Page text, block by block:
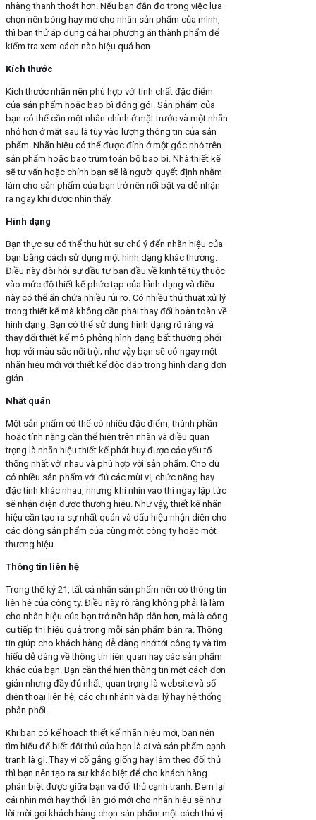
nhàng thanh thoát hơn. Nếu bạn đắn đo trong việc lựa
chọn nên bóng hay mờ cho nhãn sản phẩm của mình,
thì bạn thử áp dụng cả hai phương án thành phẩm để
kiểm tra xem cách nào hiệu quả hơn.
Kích thước
Kích thước nhãn nên phù hợp với tính chất đặc điểm
của sản phẩm hoặc bao bì đóng gói. Sản phẩm của
bạn có thể cần một nhãn chính ở mặt trước và một nhãn
nhỏ hơn ở mặt sau là tùy vào lượng thông tin của sản
phẩm. Nhãn hiệu có thể được đính ở một góc nhỏ trên
sản phẩm hoặc bao trùm toàn bộ bao bì. Nhà thiết kế
sẽ tư vấn hoặc chính bạn sẽ là người quyết định nhằm
làm cho sản phẩm của bạn trở nên nổi bật và dễ nhận
ra ngay khi được nhìn thấy.
Hình dạng
Bạn thực sự có thể thu hút sự chú ý đến nhãn hiệu của
bạn bằng cách sử dụng một hình dạng khác thường.
Điều này đòi hỏi sự đầu tư ban đầu về kinh tế tùy thuộc
vào mức độ thiết kế phức tạp của hình dạng và điều
này có thể ẩn chứa nhiều rủi ro. Có nhiều thủ thuật xử lý
trong thiết kế mà không cần phải thay đổi hoàn toàn về
hình dạng. Bạn có thể sử dụng hình dạng rõ ràng và
thay đổi thiết kế mô phỏng hình dạng bất thường phối
hợp với màu sắc nổi trội; như vậy bạn sẽ có ngay một
nhãn hiệu mới với thiết kế độc đáo trong hình dạng đơn
giản.
Nhất quán
Một sản phẩm có thể có nhiều đặc điểm, thành phần
hoặc tính năng cần thể hiện trên nhãn và điều quan
trọng là nhãn hiệu thiết kế phát huy được các yếu tố
thống nhất với nhau và phù hợp với sản phẩm. Cho dù
có nhiều sản phẩm với đủ các mùi vị, chức năng hay
đặc tính khác nhau, nhưng khi nhìn vào thì ngay lập tức
sẽ nhận diện được thương hiệu. Như vậy, thiết kế nhãn
hiệu cần tạo ra sự nhất quán và dấu hiệu nhận diện cho
các dòng sản phẩm của cùng một công ty hoặc một
thương hiệu.
Thông tin liên hệ
Trong thế kỷ 21, tất cả nhãn sản phẩm nên có thông tin
liên hệ của công ty. Điều này rõ ràng không phải là làm
cho nhãn hiệu của bạn trở nên hấp dẫn hơn, mà là công
cụ tiếp thị hiệu quả trong mỗi sản phẩm bán ra. Thông
tin giúp cho khách hàng dễ dàng nhớ tới công ty và tìm
hiểu dễ dàng về thông tin liên quan hay các sản phẩm
khác của bạn. Bạn cần thể hiện thông tin một cách đơn
giản nhưng đầy đủ nhất, quan trọng là website và số
điện thoại liên hệ, các chi nhánh và đại lý hay hệ thống
phân phối.
Khi bạn có kế hoạch thiết kế nhãn hiệu mới, bạn nên
tìm hiểu để biết đối thủ của bạn là ai và sản phẩm cạnh
tranh là gì. Thay vì cố gắng giống hay làm theo đối thủ
thì bạn nên tạo ra sự khác biệt để cho khách hàng
phân biệt được giữa bạn và đối thủ cạnh tranh. Đem lại
cái nhìn mới hay thổi làn gió mới cho nhãn hiệu sẽ như
lời mời gọi khách hàng chọn sản phẩm một cách thú vị